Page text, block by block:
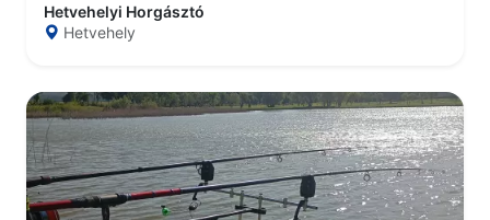
Hetvehelyi Horgásztó
Hetvehely